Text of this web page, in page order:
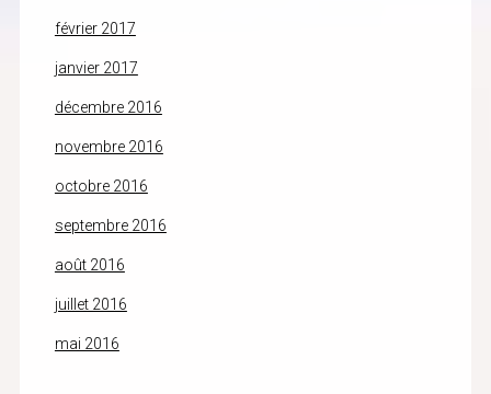
février 2017
janvier 2017
décembre 2016
novembre 2016
octobre 2016
septembre 2016
août 2016
juillet 2016
mai 2016